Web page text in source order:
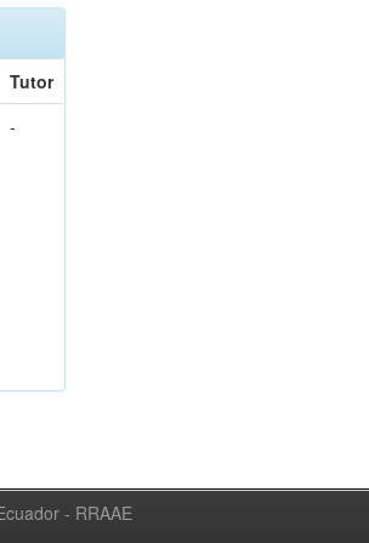
Tutor
-
- RRAAE